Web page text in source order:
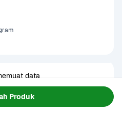
Produk
data
Lagi